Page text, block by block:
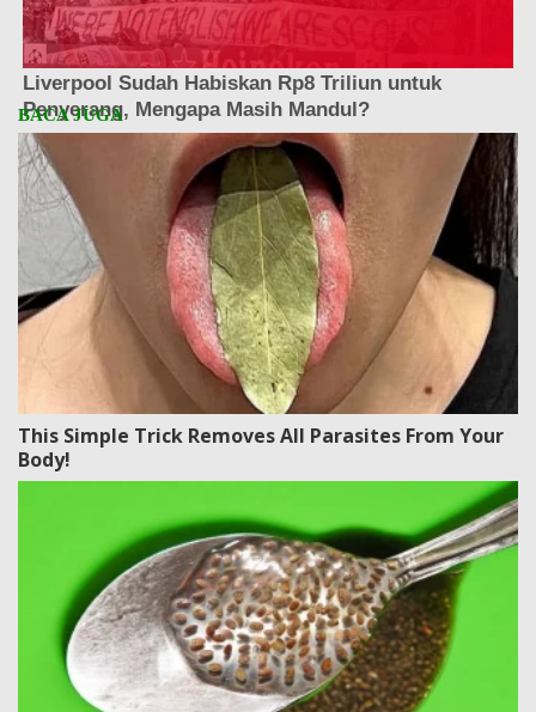
This Simple Trick Removes All Parasites From Your
Body!